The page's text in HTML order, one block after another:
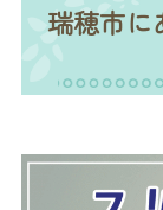
瑞穂市に